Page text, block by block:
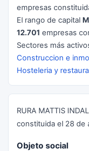
empresas
El rango de capital
12.701 empresas
Sectores más
Construccion e
Hosteleria y
RURA MATTIS
constituida el 28 de
Objeto social